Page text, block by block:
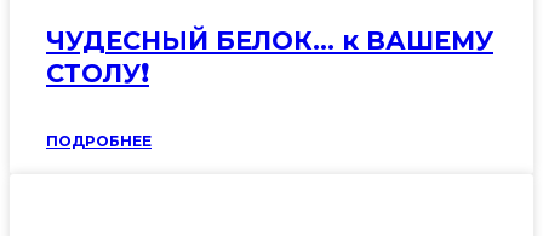
ЧУДЕСНЫЙ БЕЛОК… к ВАШЕМУ
СТОЛУ❗️
ПОДРОБНЕЕ